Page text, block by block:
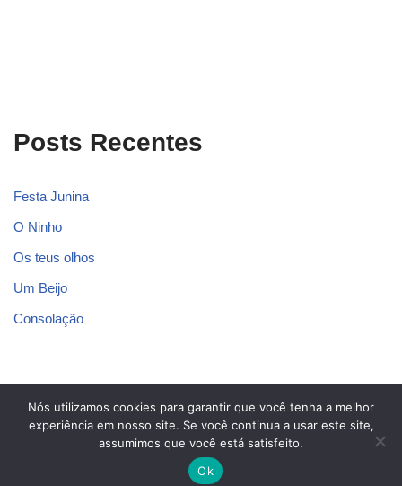
Posts Recentes
Festa Junina
O Ninho
Os teus olhos
Um Beijo
Consolação
Blog dos Poetas
Sobre Nós
Nós utilizamos cookies para garantir que você tenha a melhor
experiência em nosso site. Se você continua a usar este site,
assumimos que você está satisfeito.
Ok